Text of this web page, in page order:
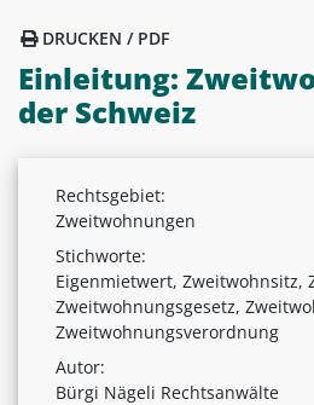
DRUCKEN / PDF
Einleitung:
der Schweiz
Rechtsgebiet:
Zweitwohnungen
Stichworte:
Eigenmietwert, Zweitwohnsitz,
Zweitwohnungsgesetz,
Zweitwohnungsverordnung
Autor:
Bürgi Nägeli Rechtsanwälte